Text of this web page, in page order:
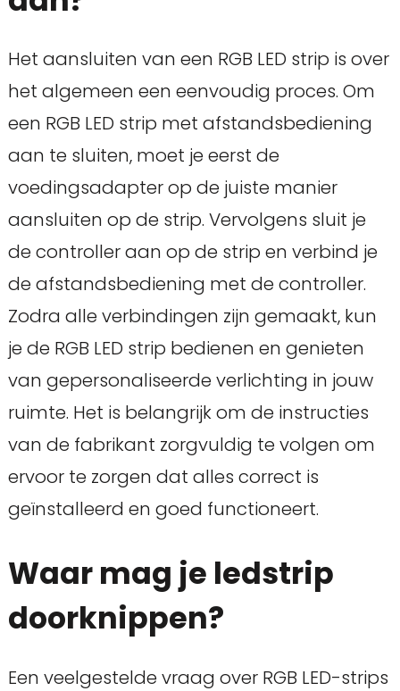
Het aansluiten van een RGB LED strip is over
het algemeen een eenvoudig proces. Om
een RGB LED strip met afstandsbediening
aan te sluiten, moet je eerst de
voedingsadapter op de juiste manier
aansluiten op de strip. Vervolgens sluit je
de controller aan op de strip en verbind je
de afstandsbediening met de controller.
Zodra alle verbindingen zijn gemaakt, kun
je de RGB LED strip bedienen en genieten
van gepersonaliseerde verlichting in jouw
ruimte. Het is belangrijk om de instructies
van de fabrikant zorgvuldig te volgen om
ervoor te zorgen dat alles correct is
geïnstalleerd en goed functioneert.
Waar mag je ledstrip
doorknippen?
Een veelgestelde vraag over RGB LED-strips